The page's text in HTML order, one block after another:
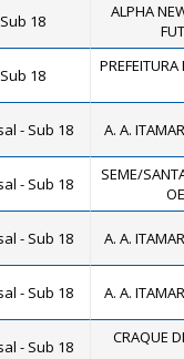
18
ALPHA
18
- Sub 18 A. A.
- Sub 18
SEME/
- Sub 18 A. A.
- Sub 18 A. A.
- Sub 18 CRAQUE